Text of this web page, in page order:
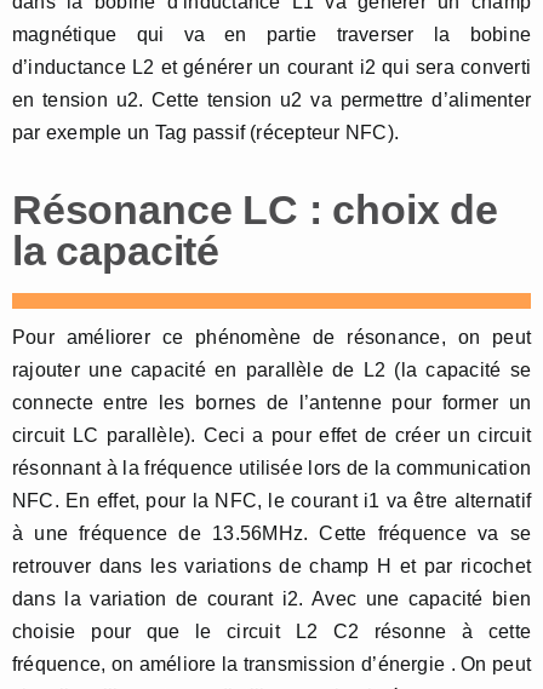
magnétique qui va en partie traverser la bobine
d’inductance L2 et générer un courant i2 qui sera converti
en tension u2. Cette tension u2 va permettre d’alimenter
par exemple un Tag passif (récepteur NFC).
Résonance LC : choix de
la capacité
Pour améliorer ce phénomène de résonance, on peut
rajouter une capacité en parallèle de L2 (la capacité se
connecte entre les bornes de l’antenne pour former un
circuit LC parallèle). Ceci a pour effet de créer un circuit
résonnant à la fréquence utilisée lors de la communication
NFC. En effet, pour la NFC, le courant i1 va être alternatif
à une fréquence de 13.56MHz. Cette fréquence va se
retrouver dans les variations de champ H et par ricochet
dans la variation de courant i2. Avec une capacité bien
choisie pour que le circuit L2 C2 résonne à cette
fréquence, on améliore la transmission d’énergie . On peut